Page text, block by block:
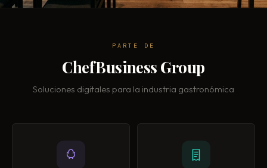
PARTE DE
ChefBusiness Group
Soluciones digitales para la industria gastronómica